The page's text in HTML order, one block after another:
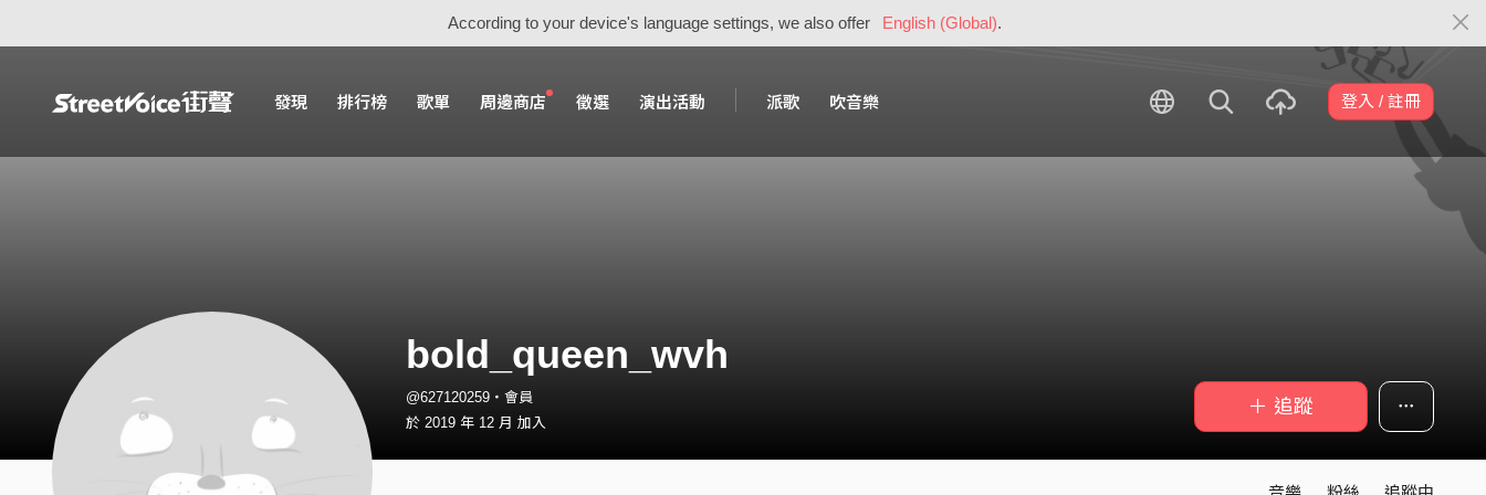
According to your device's language settings, we also offer English (Global).
發現 排行榜 歌單 周邊商店 徵選 演出活動 派歌 吹音樂 登入 / 註冊
bold_queen_wvh
@627120259・會員
於 2019 年 12 月 加入
＋ 追蹤